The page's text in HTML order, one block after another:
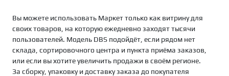
Вы можете использовать Маркет только как витрину для
своих товаров, на которую ежедневно заходят тысячи
пользователей. Модель DBS подойдёт, если рядом нет
склада, сортировочного центра и пункта приёма заказов,
или если вы хотите увеличить продажи в своём регионе.
За сборку, упаковку и доставку заказа до покупателя